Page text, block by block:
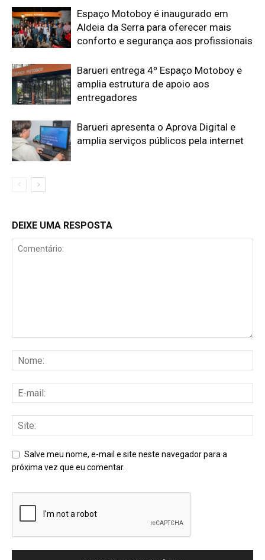
Espaço Motoboy é inaugurado em
Aldeia da Serra para oferecer mais
conforto e segurança aos profissionais
Barueri entrega 4º Espaço Motoboy e
amplia estrutura de apoio aos
entregadores
Barueri apresenta o Aprova Digital e
amplia serviços públicos pela internet
DEIXE UMA RESPOSTA
Salve meu nome, e-mail e site neste navegador para a
próxima vez que eu comentar.